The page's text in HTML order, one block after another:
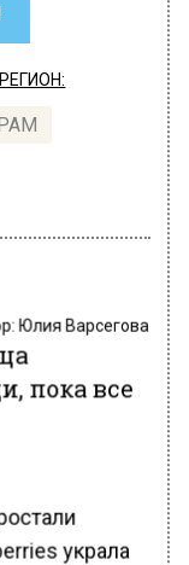
Юлия Варсегова
пока все
украла